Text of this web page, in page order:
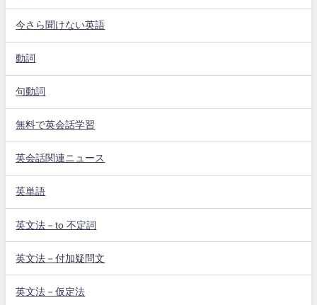
今さら聞けない英語
動詞
句動詞
無料で英会話学習
英会話関連ニュース
英単語
英文法－to 不定詞
英文法－付加疑問文
英文法－仮定法